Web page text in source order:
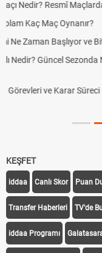
Puan
Skor Ne
Futbol Nasıl
Deplasman
DGS
KEŞFET
iddaa Canlı Skor Puan
Transfer Haberleri TV'de
iddaa Programı